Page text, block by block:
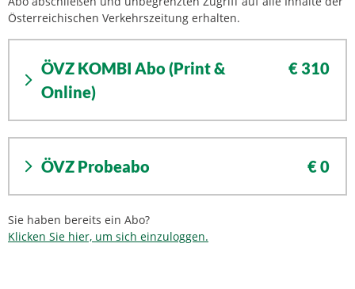
Österreichischen Verkehrszeitung erhalten.
ÖVZ KOMBI Abo (Print &
Online)
€ 310
ÖVZ Probeabo € 0
Sie haben bereits ein Abo?
Klicken Sie hier, um sich einzuloggen.